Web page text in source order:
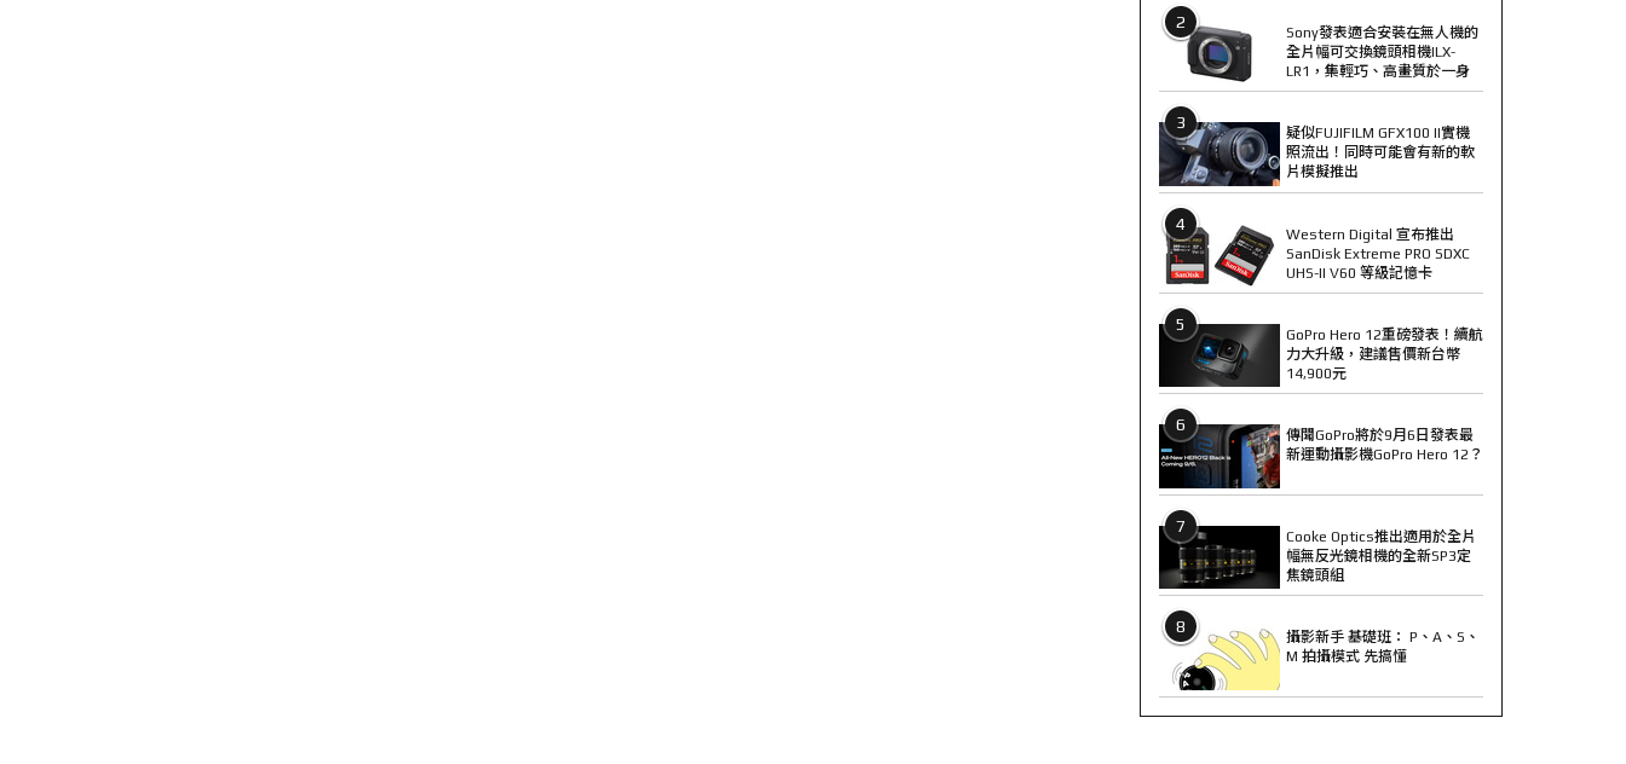
2
Sony發表適合安裝在無人機的
全片幅可交換鏡頭相機ILX-
LR1，集輕巧、高畫質於一身
3
疑似FUJIFILM GFX100 II實機
照流出！同時可能會有新的軟
片模擬推出
4
Western Digital 宣布推出
SanDisk Extreme PRO SDXC
UHS-II V60 等級記憶卡
5
GoPro Hero 12重磅發表！續航
力大升級，建議售價新台幣
14,900元
6
傳聞GoPro將於9月6日發表最
新運動攝影機GoPro Hero 12？
7
Cooke Optics推出適用於全片
幅無反光鏡相機的全新SP3定
焦鏡頭組
8
攝影新手 基礎班： P、A、S、
M 拍攝模式 先搞懂